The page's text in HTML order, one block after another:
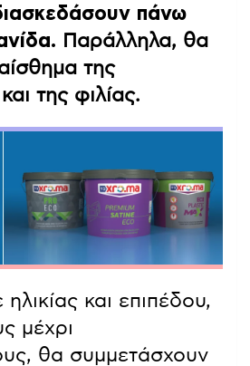
πάνω
Παράλληλα, θα
της
της φιλίας.
και επιπέδου,
μέχρι
θα συμμετάσχουν